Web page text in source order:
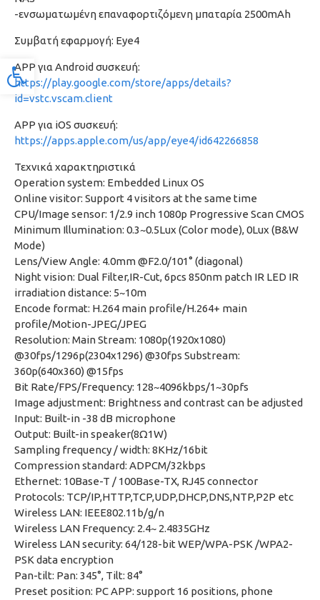
Προσβασιμότητα
-ενσωματωμένη επαναφορτιζόμενη μπαταρία 2500mAh
Συμβατή εφαρμογή: Eye4
APP για Android συσκευή:
https://play.google.com/store/apps/details?
id=vstc.vscam.client
APP για iOS συσκευή:
https://apps.apple.com/us/app/eye4/id642266858
Τεχνικά χαρακτηριστικά
Operation system: Embedded Linux OS
Online visitor: Support 4 visitors at the same time
CPU/Image sensor: 1/2.9 inch 1080p Progressive Scan CMOS
Minimum Illumination: 0.3~0.5Lux (Color mode), 0Lux (B&W
Mode)
Lens/View Angle: 4.0mm @F2.0/101° (diagonal)
Night vision: Dual Filter,IR-Cut, 6pcs 850nm patch IR LED IR
irradiation distance: 5~10m
Encode format: H.264 main profile/H.264+ main
profile/Motion-JPEG/JPEG
Resolution: Main Stream: 1080p(1920x1080)
@30fps/1296p(2304x1296) @30fps Substream:
360p(640x360) @15fps
Bit Rate/FPS/Frequency: 128~4096kbps/1~30pfs
Image adjustment: Brightness and contrast can be adjusted
Input: Built-in -38 dB microphone
Output: Built-in speaker(8Ω1W)
Sampling frequency / width: 8KHz/16bit
Compression standard: ADPCM/32kbps
Ethernet: 10Base-T / 100Base-TX, RJ45 connector
Protocols: TCP/IP,HTTP,TCP,UDP,DHCP,DNS,NTP,P2P etc
Wireless LAN: IEEE802.11b/g/n
Wireless LAN Frequency: 2.4~ 2.4835GHz
Wireless LAN security: 64/128-bit WEP/WPA-PSK /WPA2-
PSK data encryption
Pan-tilt: Pan: 345°, Tilt: 84°
Preset position: PC APP: support 16 positions, phone